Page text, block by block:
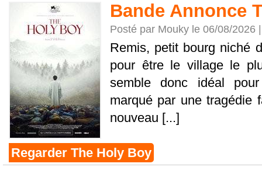
Bande Annonce
Posté par Mouky le 06/08/2026
Remis, petit bourg niché
pour être le village le
semble donc idéal
marqué par une tragédie
nouveau [...]
Regarder The Holy Boy